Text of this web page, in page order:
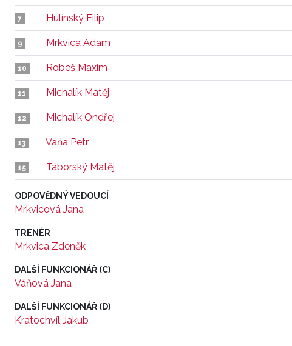
7 Hulínský Filip
9 Mrkvica Adam
10 Robeš Maxim
11 Michalík Matěj
12 Michalík Ondřej
13 Váňa Petr
15 Táborský Matěj
ODPOVĚDNÝ VEDOUCÍ
Mrkvicová Jana
TRENÉR
Mrkvica Zdeněk
DALŠÍ FUNKCIONÁŘ (C)
Váňová Jana
DALŠÍ FUNKCIONÁŘ (D)
Kratochvíl Jakub